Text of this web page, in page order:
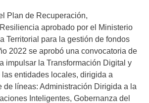
Plan de Recuperación,
aprobado por el Ministerio
Territorial para la gestión de fondos
2022 se aprobó una convocatoria de
impulsar la Transformación Digital y
entidades locales, dirigida a
de líneas: Administración Dirigida a la
Inteligentes, Gobernanza del